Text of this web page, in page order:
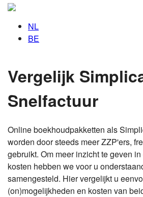
NL
BE
Vergelijk
Snelfactuur
Online boekhoudpakketten als
worden door steeds meer ZZP'ers,
gebruikt. Om meer inzicht te geven
kosten hebben we voor u
samengesteld. Hier vergelijkt u
(on)mogelijkheden en kosten van